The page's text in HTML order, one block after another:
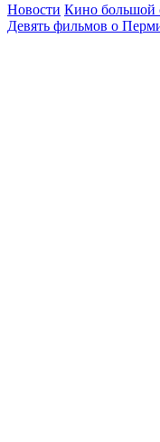
Новости Кино большой
Девять фильмов о